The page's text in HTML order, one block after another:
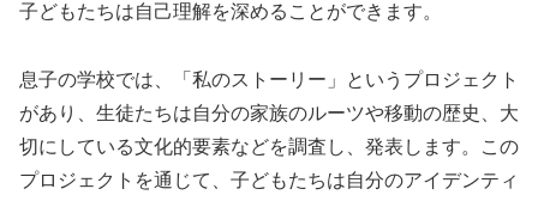
子どもたちは自己理解を深めることができます。
息子の学校では、「私のストーリー」というプロジェクト
があり、生徒たちは自分の家族のルーツや移動の歴史、大
切にしている文化的要素などを調査し、発表します。この
プロジェクトを通じて、子どもたちは自分のアイデンティ